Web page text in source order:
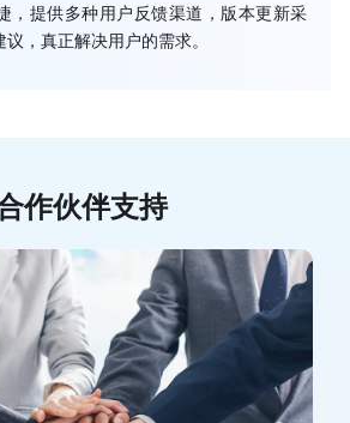
，提供多种用户反馈渠道，版本更新采
，真正解决用户的需求。
作伙伴支持